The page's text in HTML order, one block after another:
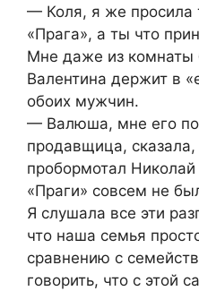
— Коля, я же просила
«Прага», а ты что
Мне даже из комнаты
Валентина держит в
обоих мужчин.
— Валюша, мне его
продавщица,
пробормотал
«Праги» совсем не
Я слушала все эти
что наша семья
сравнению с
говорить, что с этой